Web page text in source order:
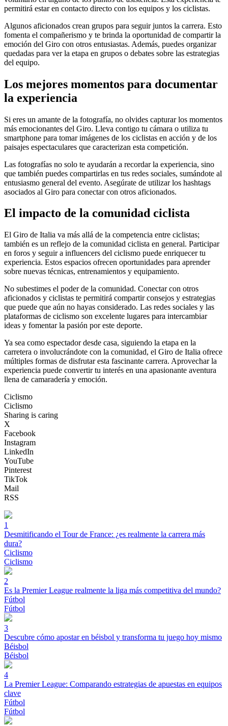
permitirá estar en contacto directo con los equipos y los ciclistas.
Algunos aficionados crean grupos para seguir juntos la carrera. Esto
fomenta el compañerismo y te brinda la oportunidad de compartir la
emoción del Giro con otros entusiastas. Además, puedes organizar
quedadas para ver la etapa en grupos o debates sobre las estrategias
del equipo.
Los mejores momentos para documentar
la experiencia
Si eres un amante de la fotografía, no olvides capturar los momentos
más emocionantes del Giro. Lleva contigo tu cámara o utiliza tu
smartphone para tomar imágenes de los ciclistas en acción y de los
paisajes espectaculares que caracterizan esta competición.
Las fotografías no solo te ayudarán a recordar la experiencia, sino
que también puedes compartirlas en tus redes sociales, sumándote al
entusiasmo general del evento. Asegúrate de utilizar los hashtags
asociados al Giro para conectar con otros aficionados.
El impacto de la comunidad ciclista
El Giro de Italia va más allá de la competencia entre ciclistas;
también es un reflejo de la comunidad ciclista en general. Participar
en foros y seguir a influencers del ciclismo puede enriquecer tu
experiencia. Estos espacios ofrecen oportunidades para aprender
sobre nuevas técnicas, entrenamientos y equipamiento.
No subestimes el poder de la comunidad. Conectar con otros
aficionados y ciclistas te permitirá compartir consejos y estrategias
que puede que aún no hayas considerado. Las redes sociales y las
plataformas de ciclismo son excelente lugares para intercambiar
ideas y fomentar la pasión por este deporte.
Ya sea como espectador desde casa, siguiendo la etapa en la
carretera o involucrándote con la comunidad, el Giro de Italia ofrece
múltiples formas de disfrutar esta fascinante carrera. Aprovechar la
experiencia puede convertir tu interés en una apasionante aventura
llena de camaradería y emoción.
Ciclismo
Ciclismo
Sharing is caring
X
Facebook
Instagram
LinkedIn
YouTube
Pinterest
TikTok
Mail
RSS
1
Desmitificando el Tour de France: ¿es realmente la carrera más
dura?
Ciclismo
Ciclismo
2
Es la Premier League realmente la liga más competitiva del mundo?
Fútbol
Fútbol
3
Descubre cómo apostar en béisbol y transforma tu juego hoy mismo
Béisbol
Béisbol
4
La Premier League: Comparando estrategias de apuestas en equipos
clave
Fútbol
Fútbol